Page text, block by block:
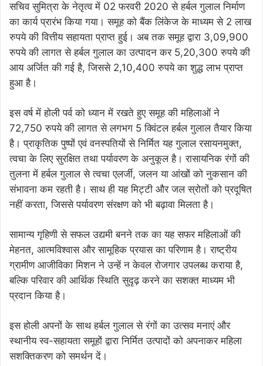
सचिव सुमित्रा के नेतृत्व में 02 फरवरी 2020 से हर्बल गुलाल निर्माण
का कार्य प्रारंभ किया गया। समूह को बैंक लिंकेज के माध्यम से 2 लाख
रुपये की वित्तीय सहायता प्राप्त हुई। अब तक समूह द्वारा 3,09,900
रुपये की लागत से हर्बल गुलाल का उत्पादन कर 5,20,300 रुपये की
आय अर्जित की गई है, जिससे 2,10,400 रुपये का शुद्ध लाभ प्राप्त
हुआ है।
इस वर्ष में होली पर्व को ध्यान में रखते हुए समूह की महिलाओं ने
72,750 रुपये की लागत से लगभग 5 क्विंटल हर्बल गुलाल तैयार किया
है। प्राकृतिक पुष्पों एवं वनस्पतियों से निर्मित यह गुलाल रसायनमुक्त,
त्वचा के लिए सुरक्षित तथा पर्यावरण के अनुकूल है। रासायनिक रंगों की
तुलना में हर्बल गुलाल से त्वचा एलर्जी, जलन या आंखों को नुकसान की
संभावना कम रहती है। साथ ही यह मिट्टी और जल स्रोतों को प्रदूषित
नहीं करता, जिससे पर्यावरण संरक्षण को भी बढ़ावा मिलता है।
सामान्य गृहिणी से सफल उद्यमी बनने तक का यह सफर महिलाओं की
मेहनत, आत्मविश्वास और सामूहिक प्रयास का परिणाम है। राष्ट्रीय
ग्रामीण आजीविका मिशन ने उन्हें न केवल रोजगार उपलब्ध कराया है,
बल्कि परिवार की आर्थिक स्थिति सुदृढ़ करने का सशक्त माध्यम भी
प्रदान किया है।
इस होली अपनों के साथ हर्बल गुलाल से रंगों का उत्सव मनाएं और
स्थानीय स्व-सहायता समूहों द्वारा निर्मित उत्पादों को अपनाकर महिला
सशक्तिकरण को समर्थन दें।